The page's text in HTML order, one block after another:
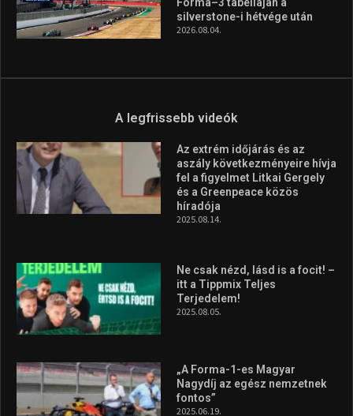
silverstone-i hétvége után
2026.08.04.
A legfrissebb videók
Az extrém időjárás és az
aszály következményeire hívja
fel a figyelmet Litkai Gergely
és a Greenpeace közös
híradója
2025.08.14.
Ne csak nézd, lásd is a focit! –
itt a Tippmix Teljes
Terjedelem!
2025.08.05.
„A Forma-1-es Magyar
Nagydíj az egész nemzetnek
fontos”
2025.06.19.